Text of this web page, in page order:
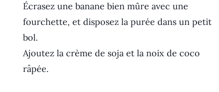
Écrasez une banane bien mûre avec une
fourchette, et disposez la purée dans un petit
bol.
Ajoutez la crème de soja et la noix de coco
râpée.